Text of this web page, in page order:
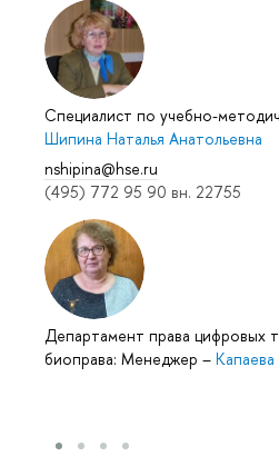
Специалист по учебно-
Шипина Наталья Анатольевна
nshipina@hse.ru
(495) 772 95 90 вн. 22755
Департамент права цифровых
биоправа: Менеджер –